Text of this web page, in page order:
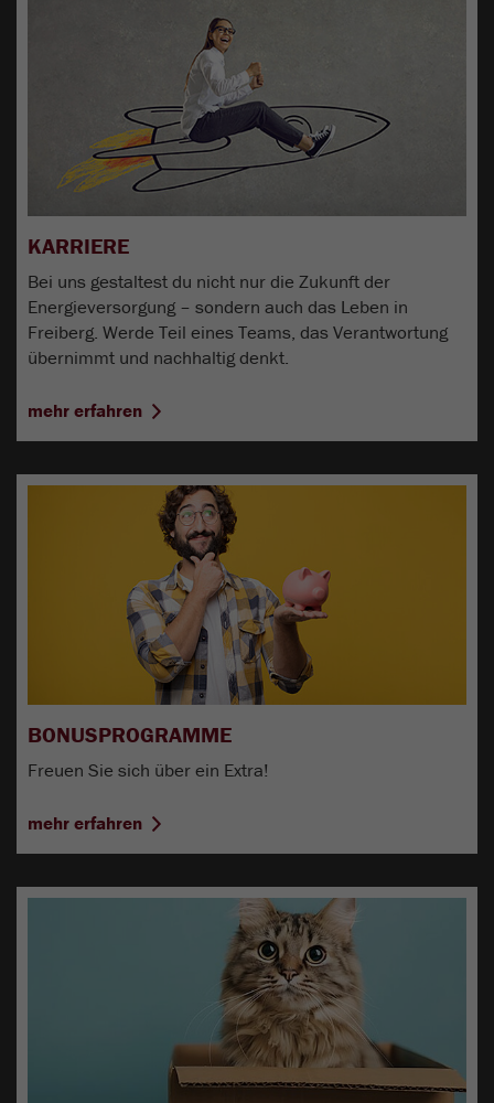
KARRIERE
Bei uns gestaltest du nicht nur die Zukunft der
Energieversorgung – sondern auch das Leben in
Freiberg. Werde Teil eines Teams, das Verantwortung
übernimmt und nachhaltig denkt.
mehr erfahren
BONUSPROGRAMME
Freuen Sie sich über ein Extra!
mehr erfahren